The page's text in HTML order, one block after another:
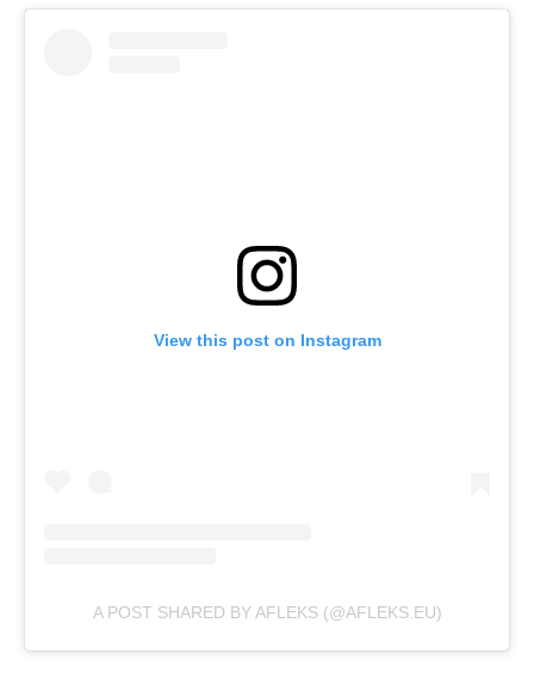
View this post on Instagram
A POST SHARED BY AFLEKS (@AFLEKS.EU)